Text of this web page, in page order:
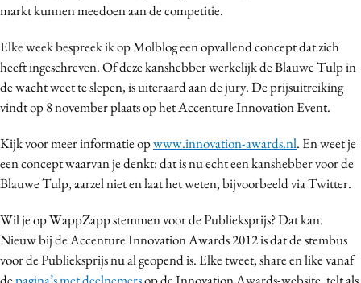
markt kunnen meedoen aan de competitie.
Elke week bespreek ik op Molblog een opvallend concept dat zich
heeft ingeschreven. Of deze kanshebber werkelijk de Blauwe Tulp in
de wacht weet te slepen, is uiteraard aan de jury. De prijsuitreiking
vindt op 8 november plaats op het Accenture Innovation Event.
Kijk voor meer informatie opwww.innovation-awards.nl. En weet je
een concept waarvan je denkt: dat is nu echt een kanshebber voor de
Blauwe Tulp, aarzel niet en laat het weten, bijvoorbeeld via Twitter.
Wil je op WappZapp stemmen voor de Publieksprijs? Dat kan.
Nieuw bij de Accenture Innovation Awards 2012 is dat de stembus
voor de Publieksprijs nu al geopend is. Elke tweet, share en like vanaf